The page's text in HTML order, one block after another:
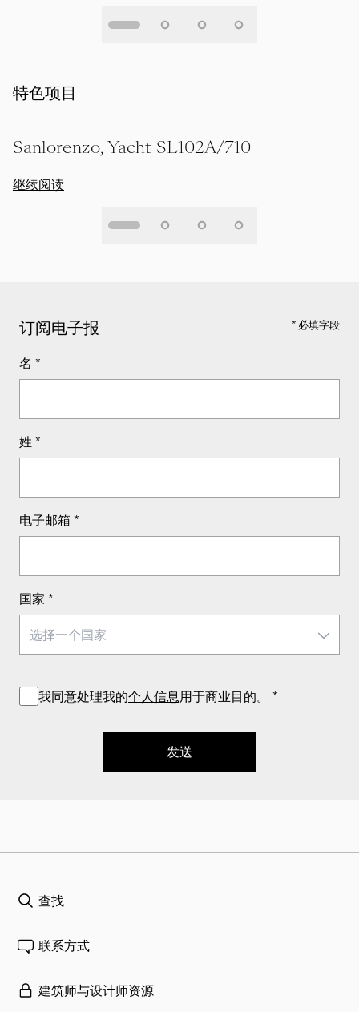
特色项目
Sanlorenzo, Yacht SL102A/710
继续阅读
订阅电子报 * 必填字段
名 *
姓 *
电子邮箱 *
国家 *
我同意处理我的个人信息 用于商业目的。 *
发送
查找
联系方式
建筑师与设计师资源